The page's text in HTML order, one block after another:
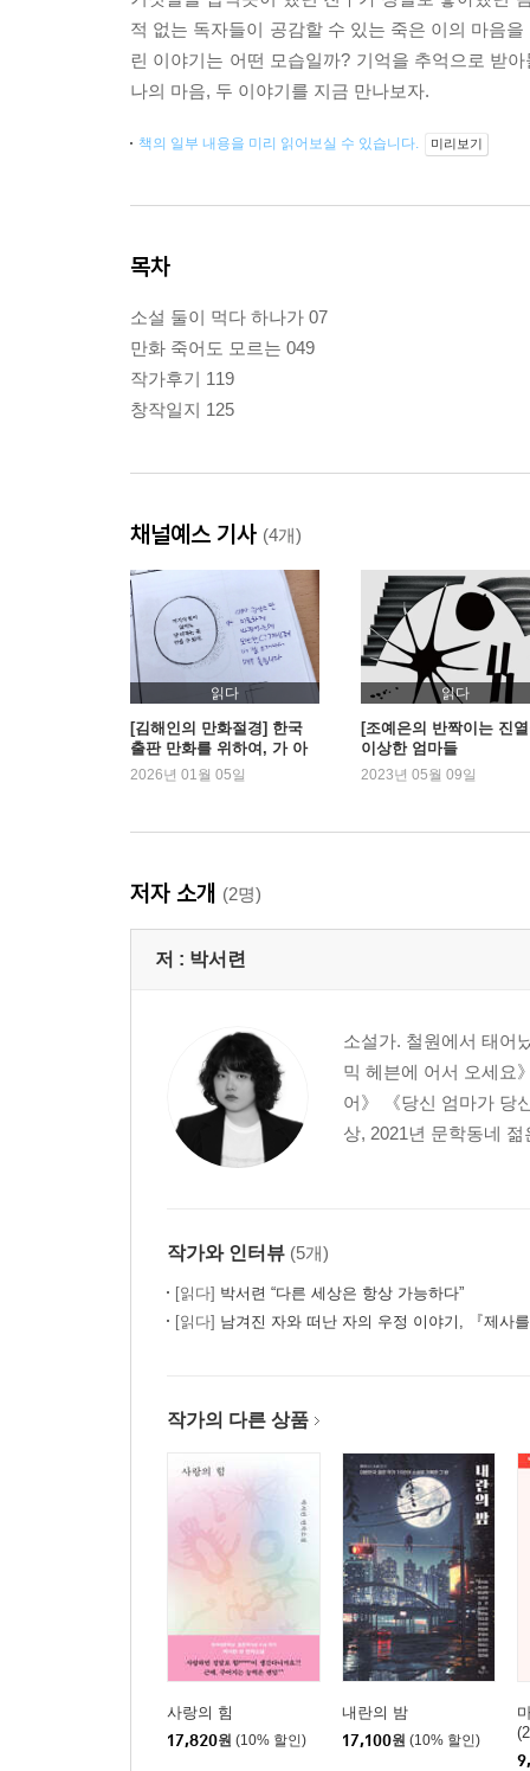
적 없는 독자들이 공감할 수 있는 죽은 이의 마음
린 이야기는 어떤 모습일까? 기억을 추억으로 받
나의 마음, 두 이야기를 지금 만나보자.
책의 일부 내용을 미리 읽어보실 수 있습니다. 미리보기
목차
소설 둘이 먹다 하나가 07
만화 죽어도 모르는 049
작가후기 119
창작일지 125
채널예스 기사 (4개)
읽다
[김해인의 만화절경] 한국
출판 만화를 위하여, 가 아
니고
2026년 01월 05일
읽다
[조예은의 반짝이는 진
이상한 엄마들
2023년 05월 09일
저자 소개 (2명)
저 : 박서련
소설가. 철원에서 태어
믹 헤븐에 어서 오세요
어》 《당신 엄마가 당
상, 2021년 문학동네
작가와 인터뷰 (5개)
[읽다] 박서련 “다른 세상은 항상 가능하다”
[읽다] 남겨진 자와 떠난 자의 우정 이야기, 『제사
작가의 다른 상품
사랑의 힘
17,820원 (10% 할인)
내란의 밤
17,100원 (10% 할인)